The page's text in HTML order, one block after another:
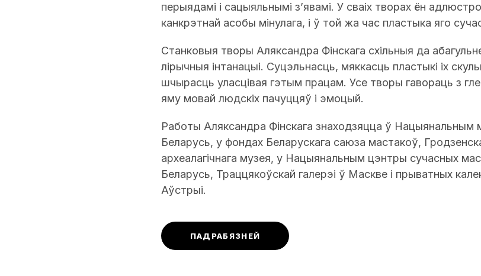
перыядамі і сацыяльнымі з’явамі. У сваіх творах ён
канкрэтнай асобы мінулага, і ў той жа час пластыка яго
Станковыя творы Аляксандра Фінскага схільныя да
лірычныя інтанацыі. Суцэльнасць, мяккасць пластыкі іх
шчырасць уласцівая гэтым працам. Усе творы гавораць з
яму мовай людскіх пачуццяў і эмоцый.
Работы Аляксандра Фінскага знаходзяцца ў Нацыянальным
Беларусь, у фондах Беларускага саюза мастакоў,
археалагічнага музея, у Нацыянальным цэнтры сучасных
Беларусь, Траццякоўскай галерэі ў Маскве і прыватных
Аўстрыі.
ПАДРАБЯЗНЕЙ